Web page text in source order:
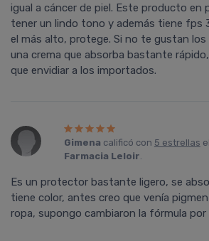
igual a cáncer de piel. Este producto en
tener un lindo tono y además tiene fps
el más alto, protege. Si no te gustan
una crema que absorba bastante
que envidiar a los importados.
Gimena calificó con 5 estrellas
Farmacia Leloir.
Es un protector bastante ligero, se
tiene color, antes creo que venía
ropa, supongo cambiaron la fórmula